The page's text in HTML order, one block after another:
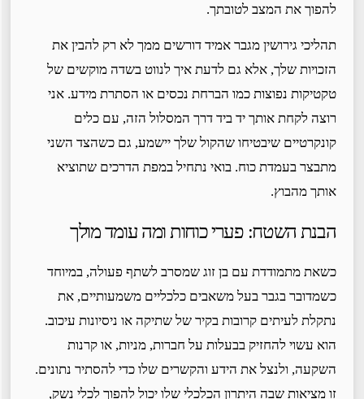
להפוך את המצב לטובתך.
תהליכי גירושין מגבר אמיד דורשים ממך לא רק להבין את
הזכויות שלך, אלא גם לדעת איך לנווט בשדה מוקשים של
טקטיקות נפוצות כמו הברחת נכסים או הסתרת מידע. אני
רוצה לקחת אותך יד ביד דרך המסלול הזה, עם כלים
קונקרטיים שיבטיחו שהקול שלך יישמע, גם כשהצד השני
מתבצר בעמדת כוח. בואי נתחיל במפת הדרכים שתוציא
אותך מהבוץ.
הבנת השטח: פערי כוחות ומה עומד מולך
כשאת מתמודדת עם בן זוג שמסרב לשתף פעולה, במיוחד
כשמדובר בגבר בעל משאבים כלכליים משמעותיים, את
נתקלת לעיתים קרובות בקיר של שתיקה או ניסיונות עיכוב.
הוא עשוי להחזיק בבעלות על חברות, מניות, או קרנות
השקעה, ולנצל את הידע והקשרים שלו כדי להסתיר נתונים.
זו מציאות שבה היתרון הכלכלי שלו יכול להפוך לכלי נשק,